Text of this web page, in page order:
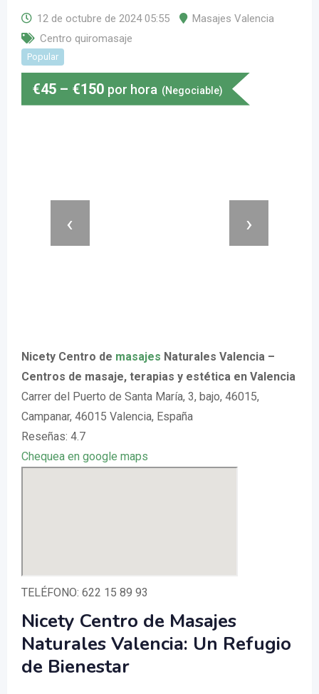
12 de octubre de 2024 05:55
Masajes Valencia
Centro quiromasaje
Popular
€45 – €150 por hora (Negociable)
‹ ›
Nicety Centro de masajes Naturales Valencia –
Centros de masaje, terapias y estética en Valencia
Carrer del Puerto de Santa María, 3, bajo, 46015,
Campanar, 46015 Valencia, España
Reseñas: 4.7
Chequea en google maps
TELÉFONO: 622 15 89 93
Nicety Centro de Masajes
Naturales Valencia: Un Refugio
de Bienestar